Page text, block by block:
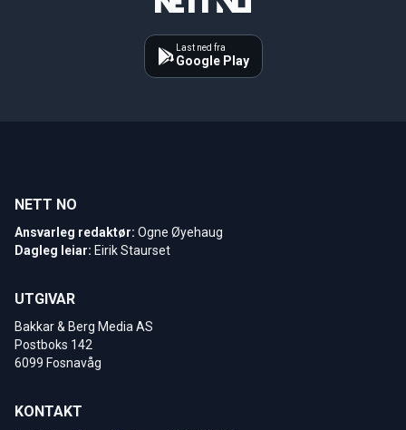
Last ned fra
Google Play
NETT NO
Ansvarleg redaktør: Ogne Øyehaug
Dagleg leiar: Eirik Staurset
UTGIVAR
Bakkar & Berg Media AS
Postboks 142
6099 Fosnavåg
KONTAKT